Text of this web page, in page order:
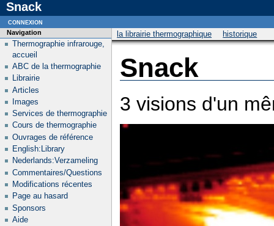
Snack
la librairie thermographique historique
Snack
3 visions d'un
Navigation
Thermographie infrarouge,
accueil
ABC de la thermographie
Librairie
Articles
Images
Services de thermographie
Cours de thermographie
Ouvrages de référence
English:Library
Nederlands:Verzameling
Commentaires/Questions
Modifications récentes
Page au hasard
Sponsors
Aide
connexion